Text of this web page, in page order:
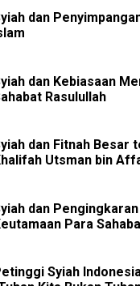
dan
dan Kebiasaan
Rasulullah
dan Fitnah Besar
Utsman bin
dan
Para
Syiah